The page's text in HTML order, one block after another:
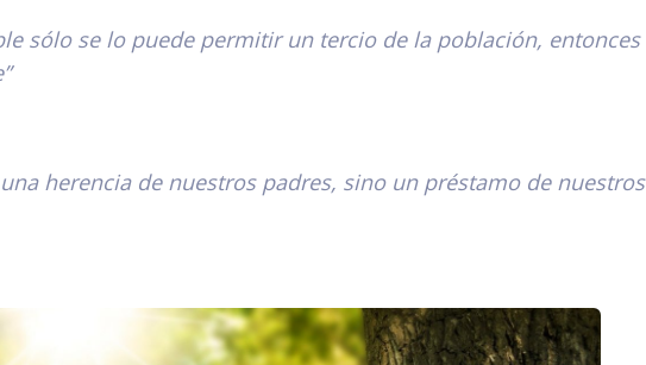
sólo se lo puede permitir un tercio de la población, entonces
una herencia de nuestros padres, sino un préstamo de nuestros